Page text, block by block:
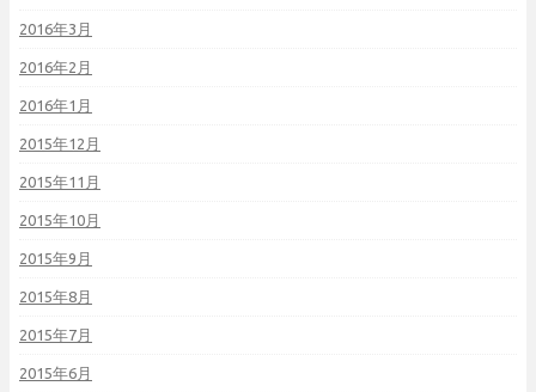
2016年3月
2016年2月
2016年1月
2015年12月
2015年11月
2015年10月
2015年9月
2015年8月
2015年7月
2015年6月